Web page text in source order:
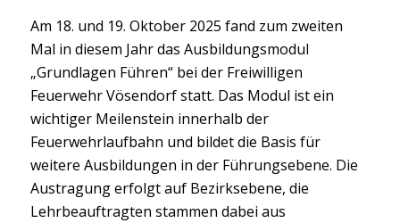
Am 18. und 19. Oktober 2025 fand zum zweiten
Mal in diesem Jahr das Ausbildungsmodul
„Grundlagen Führen“ bei der Freiwilligen
Feuerwehr Vösendorf statt. Das Modul ist ein
wichtiger Meilenstein innerhalb der
Feuerwehrlaufbahn und bildet die Basis für
weitere Ausbildungen in der Führungsebene. Die
Austragung erfolgt auf Bezirksebene, die
Lehrbeauftragten stammen dabei aus